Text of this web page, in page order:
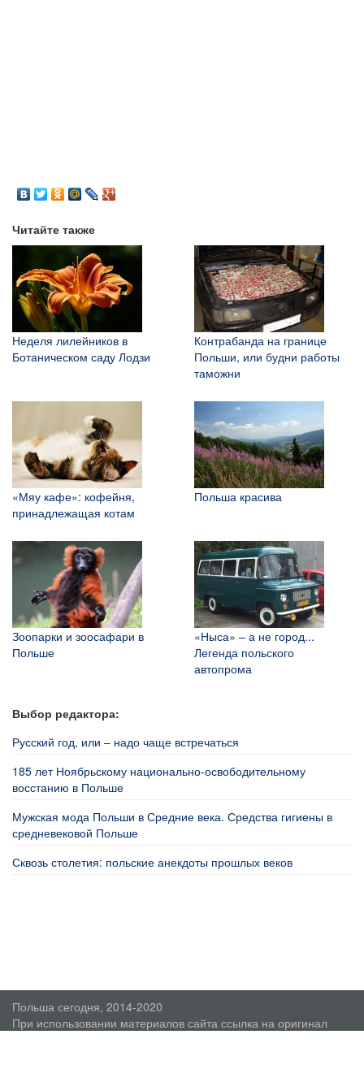
Читайте также
Неделя лилейников в
Ботаническом саду Лодзи
Контрабанда на границе
Польши, или будни работы
таможни
«Мяу кафе»: кофейня,
принадлежащая котам
Польша красива
Зоопарки и зоосафари в
Польше
«Ныса» – а не город...
Легенда польского
автопрома
Выбор редактора:
Русский год, или – надо чаще встречаться
185 лет Ноябрьскому национально-освободительному
восстанию в Польше
Мужская мода Польши в Средние века. Средства гигиены в
средневековой Польше
Сквозь столетия: польские анекдоты прошлых веков
Польша сегодня, 2014-2020
При использовании материалов сайта ссылка на оригинал